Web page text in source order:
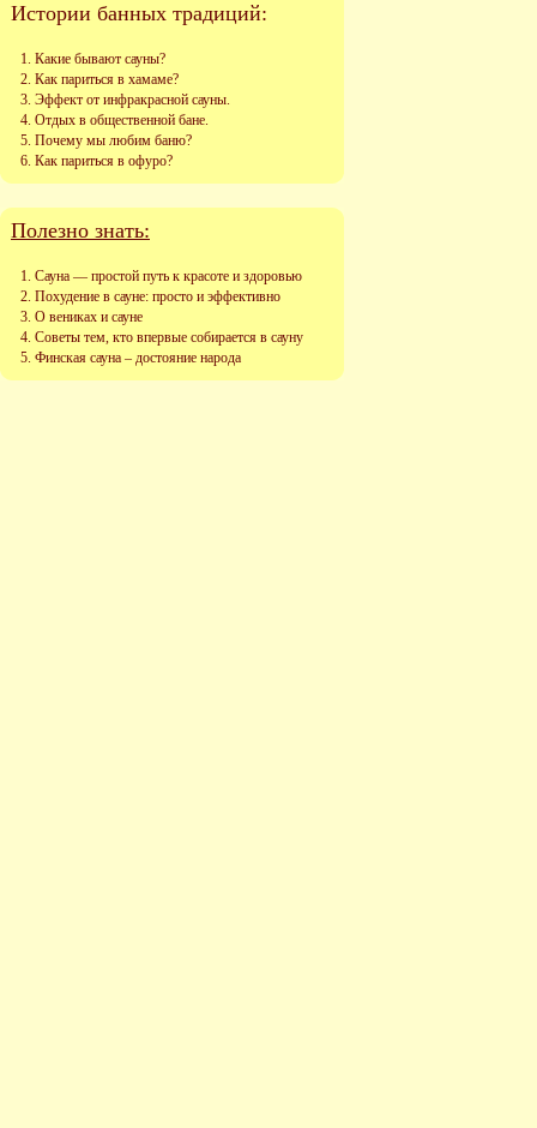
Истории банных традиций:
Какие бывают сауны?
Как париться в хамаме?
Эффект от инфракрасной сауны.
Отдых в общественной бане.
Почему мы любим баню?
Как париться в офуро?
Полезно знать:
Сауна — простой путь к красоте и здоровью
Похудение в сауне: просто и эффективно
О вениках и сауне
Советы тем, кто впервые собирается в сауну
Финская сауна – достояние народа